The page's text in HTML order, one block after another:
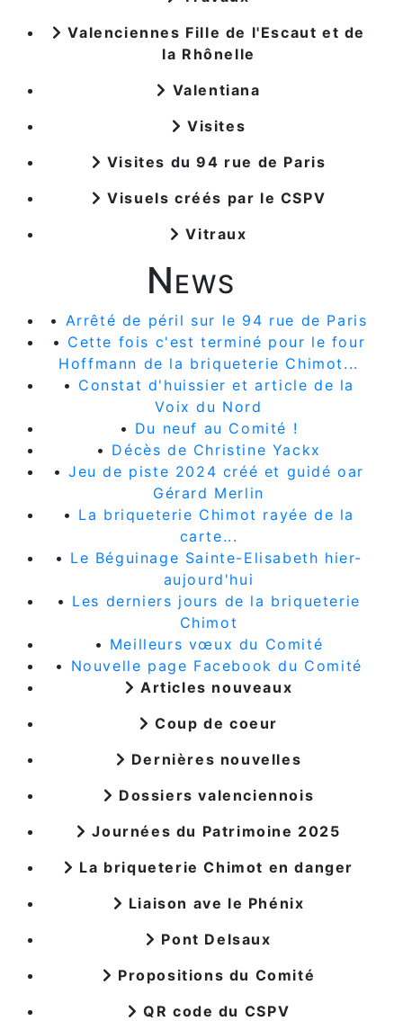
Valenciennes Fille de l'Escaut et de
la Rhônelle
Valentiana
Visites
Visites du 94 rue de Paris
Visuels créés par le CSPV
Vitraux
News
• Arrêté de péril sur le 94 rue de Paris
• Cette fois c'est terminé pour le four
Hoffmann de la briqueterie Chimot...
• Constat d'huissier et article de la
Voix du Nord
• Du neuf au Comité !
• Décès de Christine Yackx
•Jeu de piste 2024 créé et guidé oar
Gérard Merlin
• La briqueterie Chimot rayée de la
carte...
• Le Béguinage Sainte-Elisabeth hier-
aujourd'hui
• Les derniers jours de la briqueterie
Chimot
• Meilleurs vœux du Comité
• Nouvelle page Facebook du Comité
Articles nouveaux
Coup de coeur
Dernières nouvelles
Dossiers valenciennois
Journées du Patrimoine 2025
La briqueterie Chimot en danger
Liaison ave le Phénix
Pont Delsaux
Propositions du Comité
QR code du CSPV